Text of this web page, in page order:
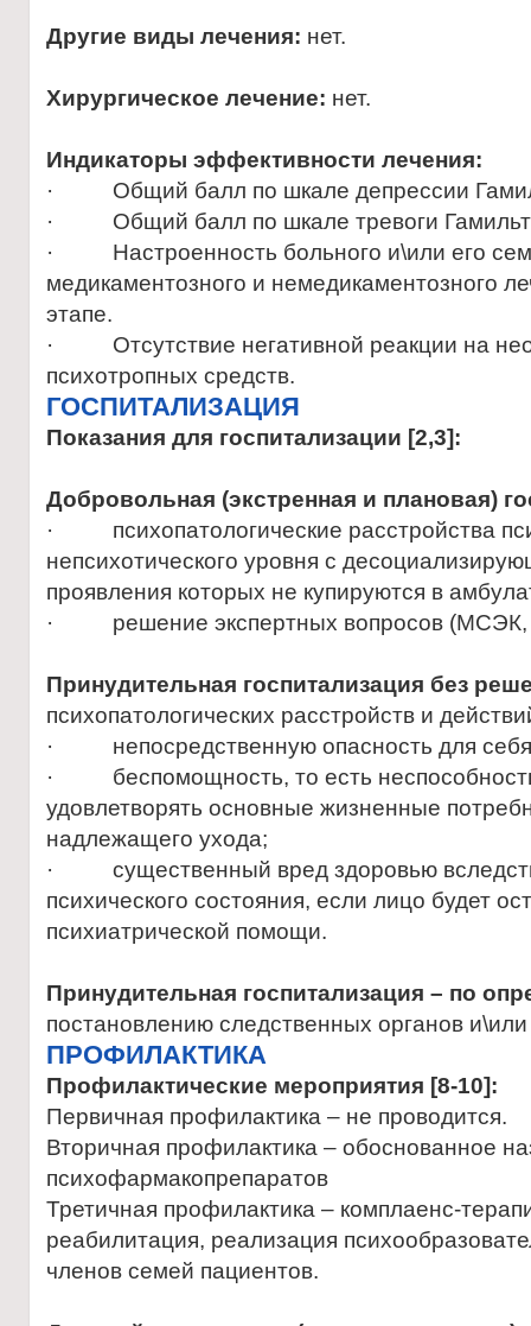
Другие виды лечения: нет.
Хирургическое лечение: нет.
Индикаторы эффективности лечения:
· Общий балл по шкале депрессии
· Общий балл по шкале тревоги
· Настроенность больного и\или его
медикаментозного и немедикаментозного
этапе.
· Отсутствие негативной реакции на
психотропных средств.
ГОСПИТАЛИЗАЦИЯ
Показания для госпитализации [2,3]:
Добровольная (экстренная и плановая)
· психопатологические расстройства
непсихотического уровня с
проявления которых не купируются в
· решение экспертных вопросов
Принудительная госпитализация без
психопатологических расстройств и
· непосредственную опасность для
· беспомощность, то есть
удовлетворять основные жизненные
надлежащего ухода;
· существенный вред здоровью
психического состояния, если лицо будет
психиатрической помощи.
Принудительная госпитализация – по
постановлению следственных органов
ПРОФИЛАКТИКА
Профилактические мероприятия [8-10]:
Первичная профилактика – не проводится.
Вторичная профилактика – обоснованное
психофармакопрепаратов
Третичная профилактика – комплаенс-
реабилитация, реализация
членов семей пациентов.